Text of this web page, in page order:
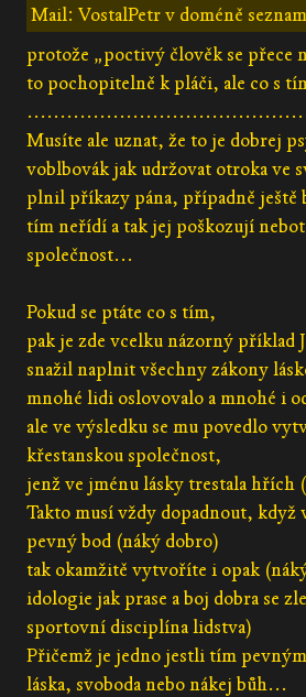
Mail: VostalPetr v doméně
protože „poctivý člověk se přece
to pochopitelně k pláči, ale co s
Musíte ale uznat, že to je dobrej
voblbovák jak udržovat otroka ve
plnil příkazy pána, případně ještě
tím neřídí a tak jej poškozují
společnost...
Pokud se ptáte co s tím,
pak je zde vcelku názorný příklad
snažil naplnit všechny zákony
mnohé lidi oslovovalo a mnohé i
ale ve výsledku se mu povedlo
křestanskou společnost,
jenž ve jménu lásky trestala hřích
Takto musí vždy dopadnout,
pevný bod (náký dobro)
tak okamžitě vytvoříte i opak
idologie jak prase a boj dobra se
sportovní disciplína lidstva)
Přičemž je jedno jestli tím
láska, svoboda nebo nákej bůh...